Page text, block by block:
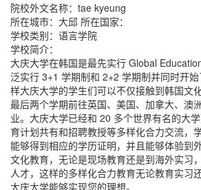
院校外文名称：tae kyeung
所在城市：大邱 所在国家：
学校类别：语言学院
学校简介：
大庆大学在韩国是最先实行 Global
泛实行 3+1 学期制和 2+2 学期制并同时开
样大庆大学的学生们可以不仅接触到韩国文
最后两个学期前往英国、美国、加拿大、澳
业。大庆大学已经和 20 多个世界有名的大
育计划共有和招聘教授等多样化合力交流，
能够得到相应的学历证明，并且能够体验到
文化教育，无论是现场教育还是到海外实习
人才，这样的多样化合力教育无论教育实习
大庆大学能够实现您的理想。